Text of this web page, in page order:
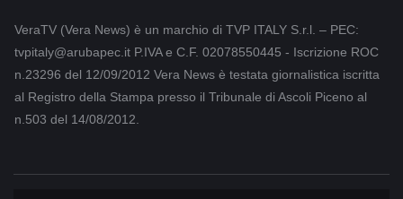
VeraTV (Vera News) è un marchio di TVP ITALY S.r.l. – PEC:
tvpitaly@arubapec.it P.IVA e C.F. 02078550445 - Iscrizione ROC
n.23296 del 12/09/2012 Vera News è testata giornalistica iscritta
al Registro della Stampa presso il Tribunale di Ascoli Piceno al
n.503 del 14/08/2012.